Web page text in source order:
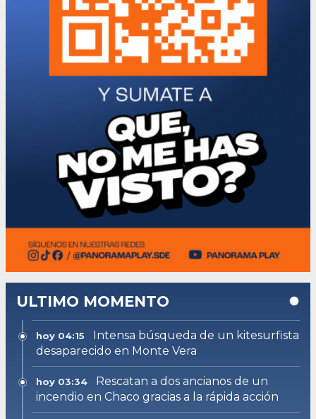
ULTIMO MOMENTO
hoy 04:15
Intensa búsqueda de un kitesurfista
desaparecido en Monte Vera
hoy 03:34
Rescatan a dos ancianos de un
incendio en Chaco gracias a la rápida acción